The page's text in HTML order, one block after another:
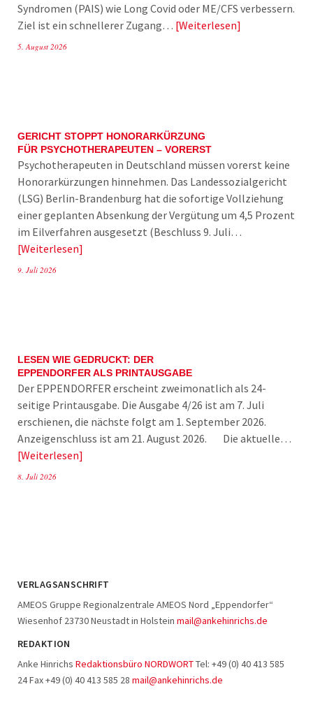
Syndromen (PAIS) wie Long Covid oder ME/CFS verbessern.
Ziel ist ein schnellerer Zugang… Weiterlesen
5. August 2026
GERICHT STOPPT HONORARKÜRZUNG
FÜR PSYCHOTHERAPEUTEN – VORERST
Psychotherapeuten in Deutschland müssen vorerst keine
Honorarkürzungen hinnehmen. Das Landessozialgericht
(LSG) Berlin-Brandenburg hat die sofortige Vollziehung
einer geplanten Absenkung der Vergütung um 4,5 Prozent
im Eilverfahren ausgesetzt (Beschluss 9. Juli…
Weiterlesen
9. Juli 2026
LESEN WIE GEDRUCKT: DER
EPPENDORFER ALS PRINTAUSGABE
Der EPPENDORFER erscheint zweimonatlich als 24-
seitige Printausgabe. Die Ausgabe 4/26 ist am 7. Juli
erschienen, die nächste folgt am 1. September 2026.
Anzeigenschluss ist am 21. August 2026. Die aktuelle…
Weiterlesen
8. Juli 2026
VERLAGSANSCHRIFT
AMEOS Gruppe Regionalzentrale AMEOS Nord „Eppendorfer“
Wiesenhof 23730 Neustadt in Holstein mail@ankehinrichs.de
REDAKTION
Anke Hinrichs Redaktionsbüro NORDWORTTel: +49 (0) 40 413 585
24 Fax +49 (0) 40 413 585 28 mail@ankehinrichs.de